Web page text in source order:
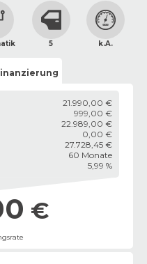
5 k.A.
21.990,00 €
999,00 €
22.989,00 €
0,00 €
27.728,45 €
60 Monate
5,99 %
€